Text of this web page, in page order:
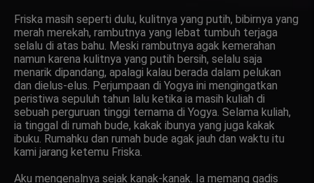
Friska masih seperti dulu, kulitnya yang putih, bibirnya yang
merah merekah, rambutnya yang lebat tumbuh terjaga
selalu di atas bahu. Meski rambutnya agak kemerahan
namun karena kulitnya yang putih bersih, selalu saja
menarik dipandang, apalagi kalau berada dalam pelukan
dan dielus-elus. Perjumpaan di Yogya ini mengingatkan
peristiwa sepuluh tahun lalu ketika ia masih kuliah di
sebuah perguruan tinggi ternama di Yogya. Selama kuliah,
ia tinggal di rumah bude, kakak ibunya yang juga kakak
ibuku. Rumahku dan rumah bude agak jauh dan waktu itu
kami jarang ketemu Friska.
Aku mengenalnya sejak kanak-kanak. Ia memang gadis